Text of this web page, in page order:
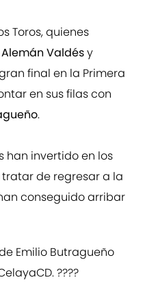
Toros, quienes
Valdésy
final en la Primera
en sus filas con
.
han invertido en los
de regresar a la
conseguido arribar
Emilio Butragueño
. ????